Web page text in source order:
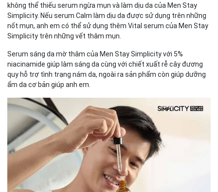
không thể thiếu serum ngừa mụn và làm dịu da của Men Stay
Simplicity. Nếu serum Calm làm dịu da được sử dụng trên những
nốt mụn, anh em có thể sử dụng thêm Vital serum của Men Stay
Simplicity trên những vết thâm mụn.
Serum sáng da mờ thâm của Men Stay Simplicity với 5%
niacinamide giúp làm sáng da cùng với chiết xuất rễ cây đương
quy hỗ trợ tình trạng nám da, ngoài ra sản phẩm còn giúp dưỡng
ẩm da cơ bản giúp anh em.